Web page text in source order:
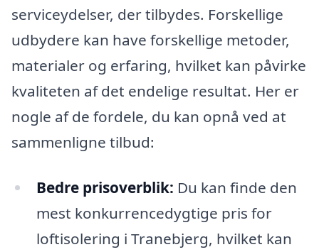
serviceydelser, der tilbydes. Forskellige
udbydere kan have forskellige metoder,
materialer og erfaring, hvilket kan påvirke
kvaliteten af det endelige resultat. Her er
nogle af de fordele, du kan opnå ved at
sammenligne tilbud:
Bedre prisoverblik: Du kan finde den
mest konkurrencedygtige pris for
loftisolering i Tranebjerg, hvilket kan